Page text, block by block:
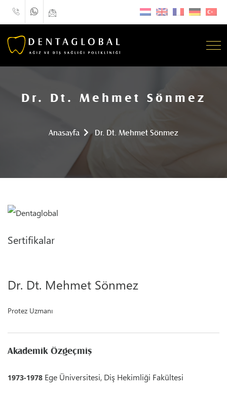
Dr. Dt. Mehmet Sönmez
Anasayfa Dr. Dt. Mehmet Sönmez
Sertifikalar
Dr. Dt. Mehmet Sönmez
Protez Uzmanı
Akademik Özgeçmiş
1973-1978 Ege Üniversitesi, Diş Hekimliği Fakültesi